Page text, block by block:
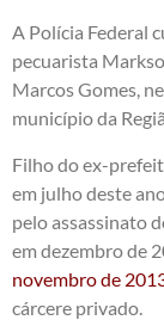
A Polícia Federal
pecuarista
Marcos Gomes,
município da
Filho do ex-
em julho deste
pelo assassinato
em dezembro de
novembro de
cárcere privado.